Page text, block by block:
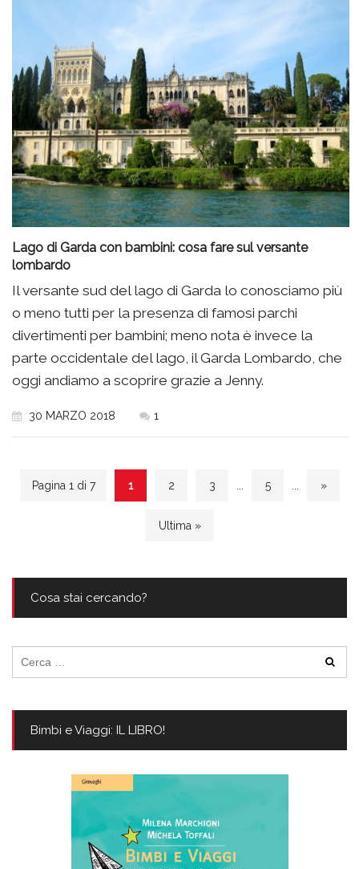
Lago di Garda con bambini: cosa fare sul versante
lombardo
Il versante sud del lago di Garda lo conosciamo più
o meno tutti per la presenza di famosi parchi
divertimenti per bambini; meno nota è invece la
parte occidentale del lago, il Garda Lombardo, che
oggi andiamo a scoprire grazie a Jenny.
30 MARZO 2018 1
Pagina 1 di 7 1 2 3 ... 5 ... »
Ultima »
Cosa stai cercando?
per:
Bimbi e Viaggi: IL LIBRO!